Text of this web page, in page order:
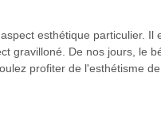
esthétique particulier. Il
gravilloné. De nos jours, le
profiter de l'esthétisme